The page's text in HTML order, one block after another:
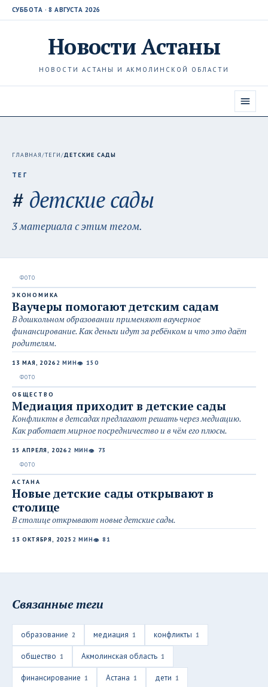
СУББОТА · 8 АВГУСТА 2026
НовостиАстаны
НОВОСТИ АСТАНЫ И АКМОЛИНСКОЙ ОБЛАСТИ
ГЛАВНАЯ/ТЕГИ/ДЕТСКИЕ САДЫ
ТЕГ
# детские сады
3 материала с этим тегом.
ЭКОНОМИКА
Ваучеры помогают детским садам
В дошкольном образовании применяют ваучерное
финансирование. Как деньги идут за ребёнком и что это даёт
родителям.
13 МАЯ, 2026 2 МИН👁 150
ОБЩЕСТВО
Медиация приходит в детские сады
Конфликты в детсадах предлагают решать через медиацию.
Как работает мирное посредничество и в чём его плюсы.
15 АПРЕЛЯ, 2026 2 МИН👁 73
АСТАНА
Новые детские сады открывают в
столице
В столице открывают новые детские сады.
13 ОКТЯБРЯ, 2025 2 МИН👁 81
Связанные теги
образование 2 медиация 1 конфликты 1
общество 1 Акмолинская область 1
финансирование 1 Астана 1 дети 1